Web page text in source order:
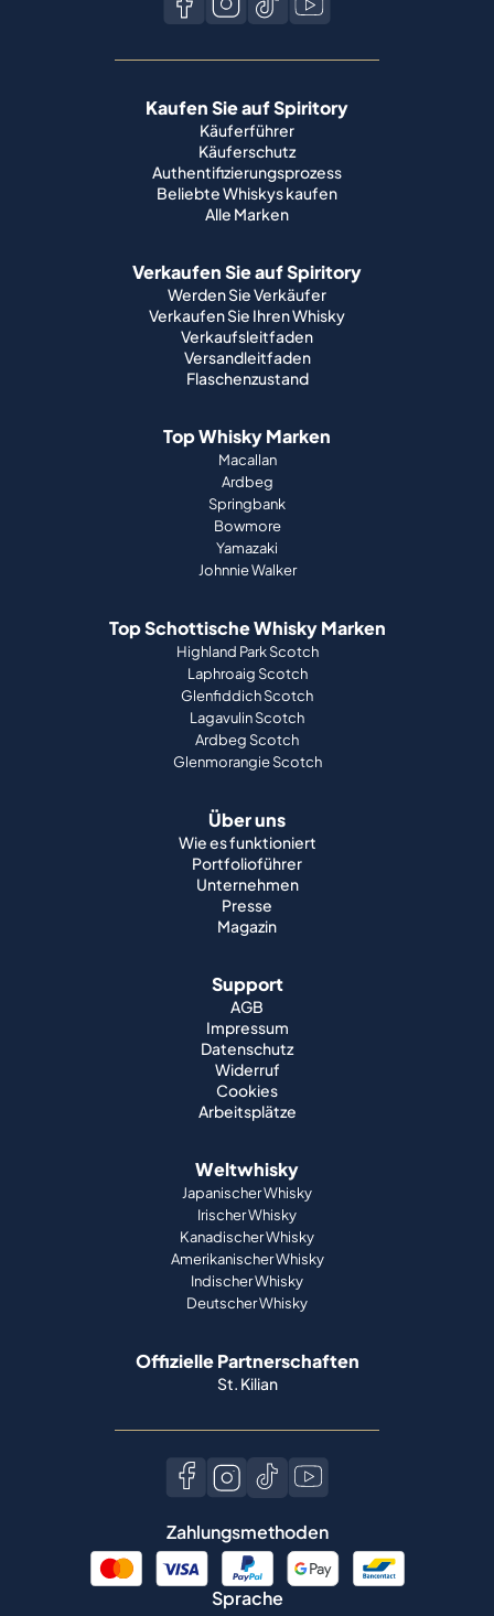
Kaufen Sie auf Spiritory
Käuferführer
Käuferschutz
Authentifizierungsprozess
Beliebte Whiskys kaufen
Alle Marken
Verkaufen Sie auf Spiritory
Werden Sie Verkäufer
Verkaufen Sie Ihren Whisky
Verkaufsleitfaden
Versandleitfaden
Flaschenzustand
Top Whisky Marken
Macallan
Ardbeg
Springbank
Bowmore
Yamazaki
Johnnie Walker
Top Schottische Whisky Marken
Highland Park Scotch
Laphroaig Scotch
Glenfiddich Scotch
Lagavulin Scotch
Ardbeg Scotch
Glenmorangie Scotch
Über uns
Wie es funktioniert
Portfolioführer
Unternehmen
Presse
Magazin
Support
AGB
Impressum
Datenschutz
Widerruf
Cookies
Arbeitsplätze
Weltwhisky
Japanischer Whisky
Irischer Whisky
Kanadischer Whisky
Amerikanischer Whisky
Indischer Whisky
Deutscher Whisky
Offizielle Partnerschaften
St. Kilian
Zahlungsmethoden
Sprache